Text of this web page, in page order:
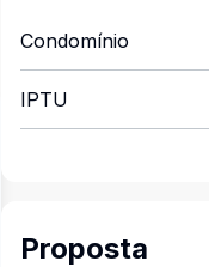
Condomínio
IPTU
Proposta